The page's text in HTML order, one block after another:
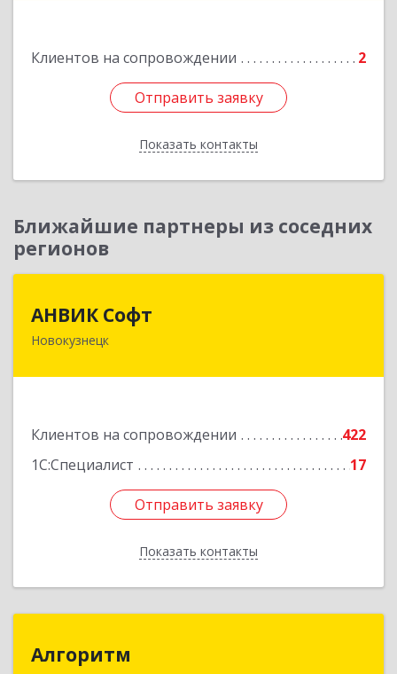
Клиентов на сопровождении 2
Отправить заявку
Показать контакты
Подробнее
Отправить заявку
Назад
Ближайшие партнеры из соседних
регионов
АНВИК Софт
Новокузнецк
Клиентов на сопровождении
422
1С:Специалист
17
Отправить заявку
Показать контакты
654079, Кемеровская область - Кузбасс,
Отправить заявку
Назад
Алгоритм